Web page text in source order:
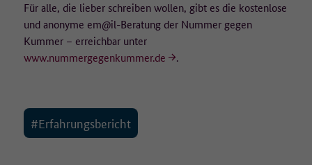
Für alle, die lieber schreiben wollen, gibt es die kostenlose
und anonyme em@il-Beratung der Nummer gegen
Kummer – erreichbar unter
www.nummergegenkummer.de
.
#Erfahrungsbericht
beiden Oktette werden zum frühestmöglichen Zeitpunkt
weggelassen/verfremdet (Beispiel: 183.172.xxx.xxx).
Es werden keine Cookies auf dem Endgerät gespeichert. Wird eine
Einwilligung für die Datenerfassung nicht erteilt, erfolgt ein Opt-
Wie lange werden die Daten gespeichert?